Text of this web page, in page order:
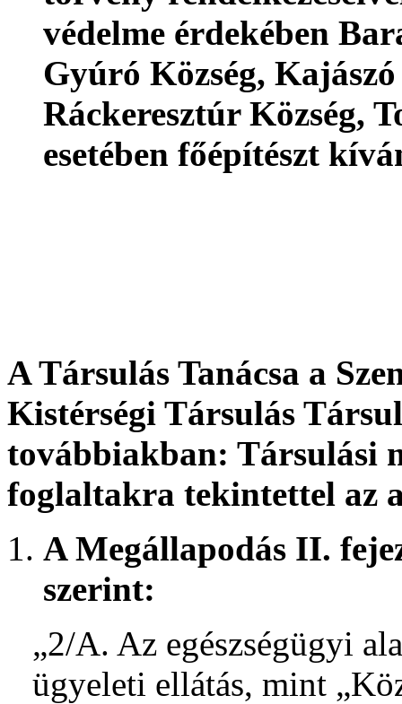
védelme érdekében
Gyúró Község,
Ráckeresztúr Község,
esetében főépítészt
A Társulás Tanácsa a
Kistérségi Társulás
továbbiakban: Társulási
foglaltakra tekintettel az
A Megállapodás II.
szerint:
„2/A. Az egészségügyi
ügyeleti ellátás, mint